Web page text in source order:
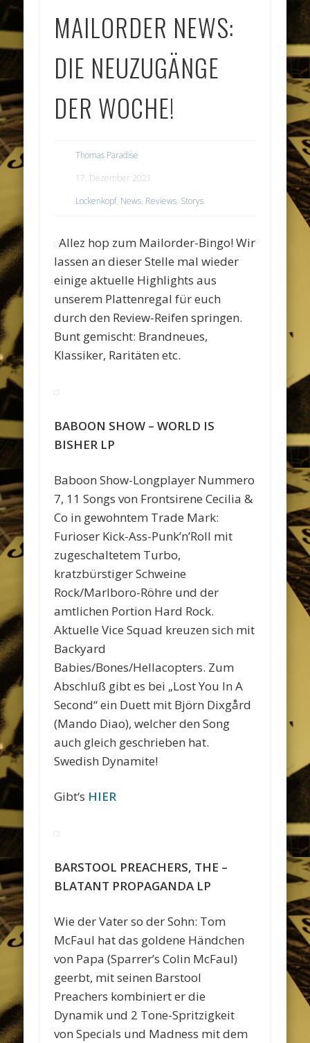
MAILORDER NEWS:
DIE NEUZUGÄNGE
DER WOCHE!
Thomas Paradise
17. Dezember 2021
Lockenkopf, News, Reviews, Storys
Allez hop zum Mailorder-Bingo! Wir
lassen an dieser Stelle mal wieder
einige aktuelle Highlights aus
unserem Plattenregal für euch
durch den Review-Reifen springen.
Bunt gemischt: Brandneues,
Klassiker, Raritäten etc.
BABOON SHOW – WORLD IS
BISHER LP
Baboon Show-Longplayer Nummero
7, 11 Songs von Frontsirene Cecilia &
Co in gewohntem Trade Mark:
Furioser Kick-Ass-Punk’n’Roll mit
zugeschaltetem Turbo,
kratzbürstiger Schweine
Rock/Marlboro-Röhre und der
amtlichen Portion Hard Rock.
Aktuelle Vice Squad kreuzen sich mit
Backyard
Babies/Bones/Hellacopters. Zum
Abschluß gibt es bei „Lost You In A
Second“ ein Duett mit Björn Dixgård
(Mando Diao), welcher den Song
auch gleich geschrieben hat.
Swedish Dynamite!
Gibt‘s HIER
BARSTOOL PREACHERS, THE –
BLATANT PROPAGANDA LP
Wie der Vater so der Sohn: Tom
McFaul hat das goldene Händchen
von Papa (Sparrer’s Colin McFaul)
geerbt, mit seinen Barstool
Preachers kombiniert er die
Dynamik und 2 Tone-Spritzigkeit
von Specials und Madness mit dem